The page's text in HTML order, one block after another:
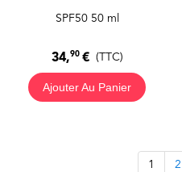
SPF50 50 ml
34,90 € (TTC)
Ajouter Au Panier
1 2